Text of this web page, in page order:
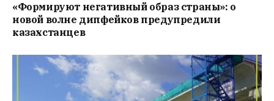
«Формируют негативный образ страны»: о
новой волне дипфейков предупредили
казахстанцев